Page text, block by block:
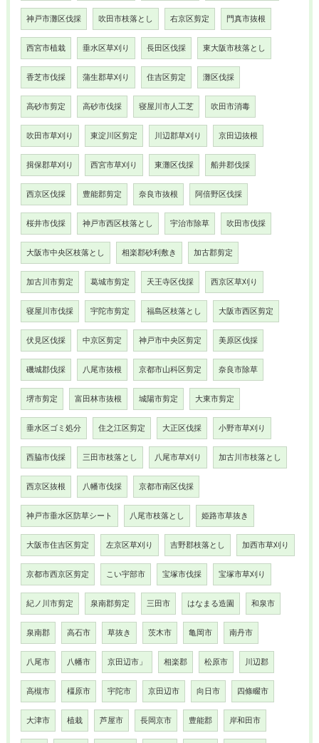
神戸市灘区伐採 吹田市枝落とし 右京区剪定 門真市抜根
西宮市植栽 垂水区草刈り 長田区伐採 東大阪市枝落とし
香芝市伐採 蒲生郡草刈り 住吉区剪定 灘区伐採
高砂市剪定 高砂市伐採 寝屋川市人工芝 吹田市消毒
吹田市草刈り 東淀川区剪定 川辺郡草刈り 京田辺抜根
揖保郡草刈り 西宮市草刈り 東灘区伐採 船井郡伐採
西京区伐採 豊能郡剪定 奈良市抜根 阿倍野区伐採
桜井市伐採 神戸市西区枝落とし 宇治市除草 吹田市伐採
大阪市中央区枝落とし 相楽郡砂利敷き 加古郡剪定
加古川市剪定 葛城市剪定 天王寺区伐採 西京区草刈り
寝屋川市伐採 宇陀市剪定 福島区枝落とし 大阪市西区剪定
伏見区伐採 中京区剪定 神戸市中央区剪定 美原区伐採
磯城郡伐採 八尾市抜根 京都市山科区剪定 奈良市除草
堺市剪定 富田林市抜根 城陽市剪定 大東市剪定
垂水区ゴミ処分 住之江区剪定 大正区伐採 小野市草刈り
西脇市伐採 三田市枝落とし 八尾市草刈り 加古川市枝落とし
西京区抜根 八幡市伐採 京都市南区伐採
神戸市垂水区防草シート 八尾市枝落とし 姫路市草抜き
大阪市住吉区剪定 左京区草刈り 吉野郡枝落とし 加西市草刈り
京都市西京区剪定 こい宇部市 宝塚市伐採 宝塚市草刈り
紀ノ川市剪定 泉南郡剪定 三田市 はなまる造園 和泉市
泉南郡 高石市 草抜き 茨木市 亀岡市 南丹市
八尾市 八幡市 京田辺市」 相楽郡 松原市 川辺郡
高槻市 橿原市 宇陀市 京田辺市 向日市 四條畷市
大津市 植栽 芦屋市 長岡京市 豊能郡 岸和田市